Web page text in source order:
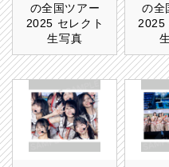
の全国ツアー
2025 セレクト
生写真
の全
2025